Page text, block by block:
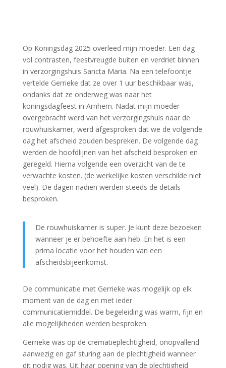
Op Koningsdag 2025 overleed mijn moeder. Een dag
vol contrasten, feestvreugde buiten en verdriet binnen
in verzorgingshuis Sancta Maria. Na een telefoontje
vertelde Gerrieke dat ze over 1 uur beschikbaar was,
ondanks dat ze onderweg was naar het
koningsdagfeest in Arnhem. Nadat mijn moeder
overgebracht werd van het verzorgingshuis naar de
rouwhuiskamer, werd afgesproken dat we de volgende
dag het afscheid zouden bespreken. De volgende dag
werden de hoofdlijnen van het afscheid besproken en
geregeld. Hierna volgende een overzicht van de te
verwachte kosten. (de werkelijke kosten verschilde niet
veel). De dagen nadien werden steeds de details
besproken.
De rouwhuiskamer is super. Je kunt deze bezoeken
wanneer je er behoefte aan heb. En het is een
prima locatie voor het houden van een
afscheidsbijeenkomst.
De communicatie met Gerrieke was mogelijk op elk
moment van de dag en met ieder
communicatiemiddel. De begeleiding was warm, fijn en
alle mogelijkheden werden besproken.
Gerrieke was op de crematieplechtigheid, onopvallend
aanwezig en gaf sturing aan de plechtigheid wanneer
dit nodig was. Uit haar opening van de plechtigheid